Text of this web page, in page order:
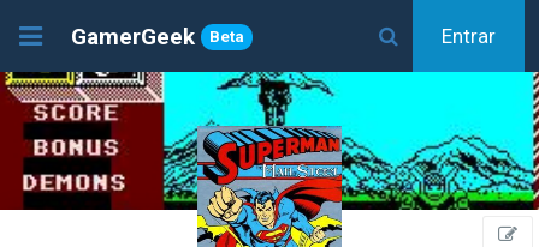
GamerGeek Beta Entrar